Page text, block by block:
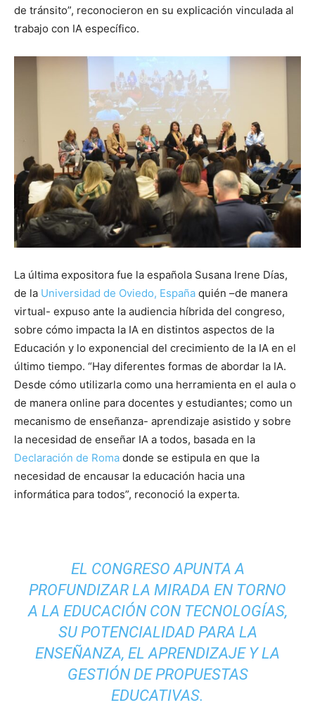
de tránsito”, reconocieron en su explicación vinculada al
trabajo con IA específico.
La última expositora fue la española Susana Irene Días,
de la Universidad de Oviedo, España quién –de manera
virtual- expuso ante la audiencia híbrida del congreso,
sobre cómo impacta la IA en distintos aspectos de la
Educación y lo exponencial del crecimiento de la IA en el
último tiempo. “Hay diferentes formas de abordar la IA.
Desde cómo utilizarla como una herramienta en el aula o
de manera online para docentes y estudiantes; como un
mecanismo de enseñanza- aprendizaje asistido y sobre
la necesidad de enseñar IA a todos, basada en la
Declaración de Roma donde se estipula en que la
necesidad de encausar la educación hacia una
informática para todos”, reconoció la experta.
EL CONGRESO APUNTA A
PROFUNDIZAR LA MIRADA EN TORNO
A LA EDUCACIÓN CON TECNOLOGÍAS,
SU POTENCIALIDAD PARA LA
ENSEÑANZA, EL APRENDIZAJE Y LA
GESTIÓN DE PROPUESTAS
EDUCATIVAS.